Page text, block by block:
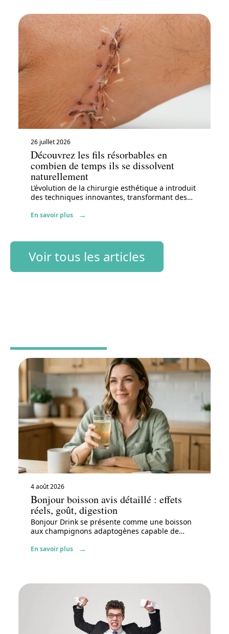
26 juillet 2026
Découvrez les fils résorbables en
combien de temps ils se dissolvent
naturellement
L’évolution de la chirurgie esthétique a introduit
des techniques innovantes, transformant des…
En savoir plus
Voir tous les articles
4 août 2026
Bonjour boisson avis détaillé : effets
réels, goût, digestion
Bonjour Drink se présente comme une boisson
aux champignons adaptogènes capable de…
En savoir plus